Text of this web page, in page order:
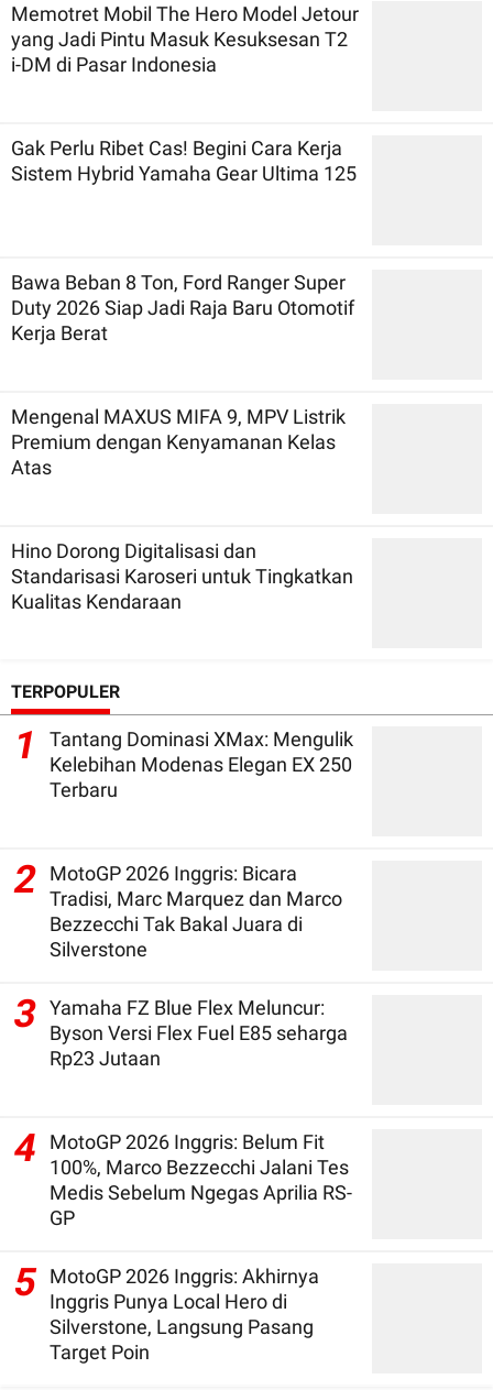
Memotret Mobil The Hero Model Jetour
yang Jadi Pintu Masuk Kesuksesan T2
i-DM di Pasar Indonesia
Gak Perlu Ribet Cas! Begini Cara Kerja
Sistem Hybrid Yamaha Gear Ultima 125
Bawa Beban 8 Ton, Ford Ranger Super
Duty 2026 Siap Jadi Raja Baru Otomotif
Kerja Berat
Mengenal MAXUS MIFA 9, MPV Listrik
Premium dengan Kenyamanan Kelas
Atas
Hino Dorong Digitalisasi dan
Standarisasi Karoseri untuk Tingkatkan
Kualitas Kendaraan
TERPOPULER
1
Tantang Dominasi XMax: Mengulik
Kelebihan Modenas Elegan EX 250
Terbaru
2
MotoGP 2026 Inggris: Bicara
Tradisi, Marc Marquez dan Marco
Bezzecchi Tak Bakal Juara di
Silverstone
3 Yamaha FZ Blue Flex Meluncur:
Byson Versi Flex Fuel E85 seharga
Rp23 Jutaan
4
MotoGP 2026 Inggris: Belum Fit
100%, Marco Bezzecchi Jalani Tes
Medis Sebelum Ngegas Aprilia RS-
GP
5 MotoGP 2026 Inggris: Akhirnya
Inggris Punya Local Hero di
Silverstone, Langsung Pasang
Target Poin